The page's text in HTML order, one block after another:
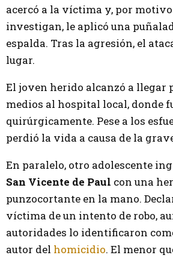
acercó a la víctima y, por
investigan, le aplicó una
espalda. Tras la agresión, el
lugar.
El joven herido alcanzó a llegar
medios al hospital local, donde
quirúrgicamente. Pese a los
perdió la vida a causa de la
En paralelo, otro adolescente
San Vicente de Paul con una
punzocortante en la mano.
víctima de un intento de robo,
autoridades lo identificaron
autor del homicidio. El menor